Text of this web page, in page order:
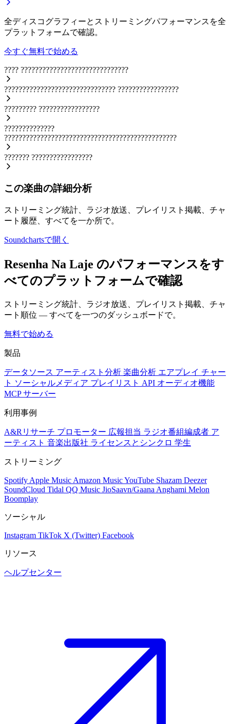
全ディスコグラフィーとストリーミングパフォーマンスを全
プラットフォームで確認。
今すぐ無料で始める
???? ??????????????????????????????
??????????????????????????????? ?????????????????
????????? ?????????????????
??????????????
????????????????????????????????????????????????
??????? ?????????????????
この楽曲の詳細分析
ストリーミング統計、ラジオ放送、プレイリスト掲載、チャ
ート履歴、すべてを一か所で。
Soundchartsで開く
Resenha Na Laje のパフォーマンスをす
べてのプラットフォームで確認
ストリーミング統計、ラジオ放送、プレイリスト掲載、チャ
ート順位 — すべてを一つのダッシュボードで。
無料で始める
製品
データソース アーティスト分析 楽曲分析 エアプレイ チャー
ト ソーシャルメディア プレイリスト API オーディオ機能
MCP サーバー
利用事例
A&Rリサーチ プロモーター 広報担当 ラジオ番組編成者 ア
ーティスト 音楽出版社 ライセンスとシンクロ 学生
ストリーミング
Spotify Apple Music Amazon MusicYouTube Shazam Deezer
SoundCloud Tidal QQ Music JioSaavn/Gaana Anghami Melon
Boomplay
ソーシャル
Instagram TikTok X (Twitter) Facebook
リソース
ヘルプセンター